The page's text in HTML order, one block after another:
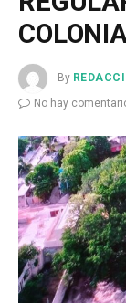
By
No hay